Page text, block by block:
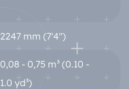
2247 mm (7'4'')
0,08 - 0,75 m³ (0.10 -
1.0 yd³)